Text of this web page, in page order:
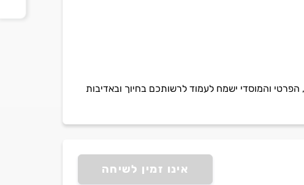
והמוסדי ישמח לעמוד לרשותכם בחיוך ובאדיבות
אינו זמין לשיחה